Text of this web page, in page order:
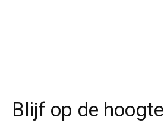
Blijf op de hoogte